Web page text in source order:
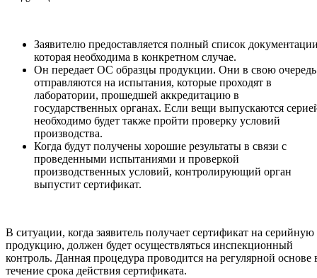
Заявителю предоставляется полный список
которая необходима в конкретном случае.
Он передает ОС образцы продукции. Они в свою очередь
отправляются на испытания, которые проходят в
лаборатории, прошедшей аккредитацию в
государственных органах. Если вещи выпускаются
необходимо будет также пройти проверку условий
производства.
Когда будут получены хорошие результаты в связи с
проведенными испытаниями и проверкой
производственных условий, контролирующий орган
выпустит сертификат.
В ситуации, когда заявитель получает сертификат на серийную
продукцию, должен будет осуществляться инспекционный
контроль. Данная процедура проводится на регулярной основе
течение срока действия сертификата.